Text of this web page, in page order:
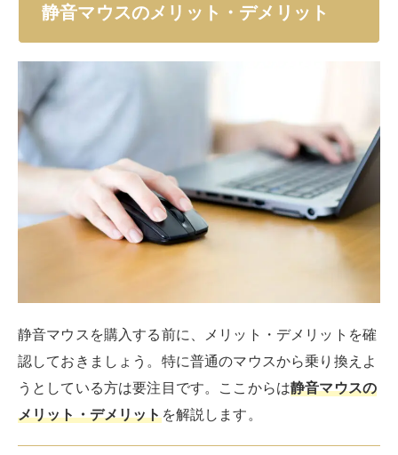
静音マウスのメリット・デメリット
静音マウスを購入する前に、メリット・デメリットを確
認しておきましょう。特に普通のマウスから乗り換えよ
うとしている方は要注目です。ここからは静音マウスの
メリット・デメリットを解説します。